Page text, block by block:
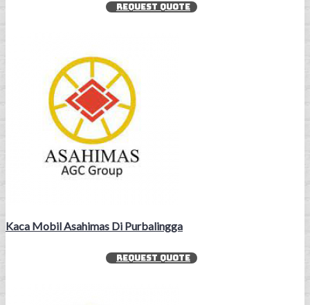
REQUEST QUOTE
Kaca Mobil Asahimas Di Purbalingga
REQUEST QUOTE